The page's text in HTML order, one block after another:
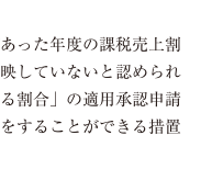
った年度の課税売上割
していないと認められ
割合」の適用承認申請
することができる措置